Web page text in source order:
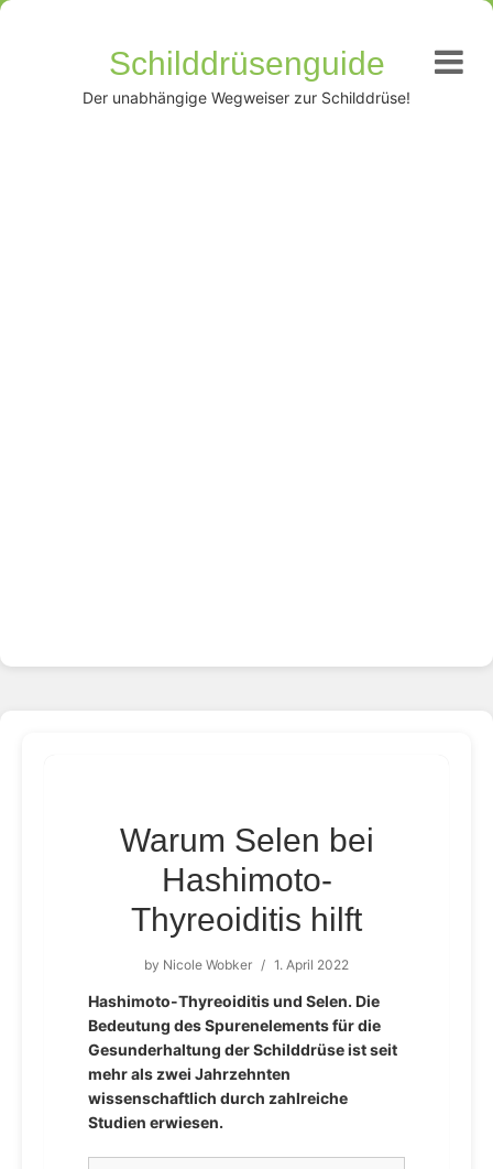
Schilddrüsenguide
Der unabhängige Wegweiser zur Schilddrüse!
Warum Selen bei
Hashimoto-
Thyreoiditis hilft
by Nicole Wobker / 1. April 2022
Hashimoto-Thyreoiditis und Selen. Die
Bedeutung des Spurenelements für die
Gesunderhaltung der Schilddrüse ist seit
mehr als zwei Jahrzehnten
wissenschaftlich durch zahlreiche
Studien erwiesen.